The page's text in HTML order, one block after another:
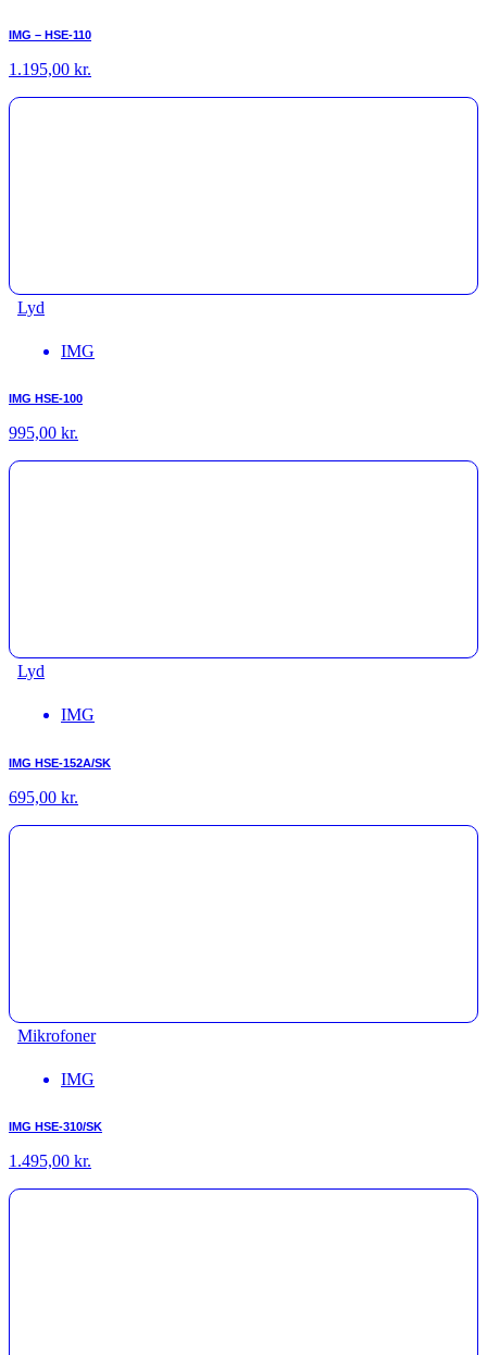
IMG – HSE-110
1.195,00 kr.
Lyd
IMG
IMG HSE-100
995,00 kr.
Lyd
IMG
IMG HSE-152A/SK
695,00 kr.
Mikrofoner
IMG
IMG HSE-310/SK
1.495,00 kr.